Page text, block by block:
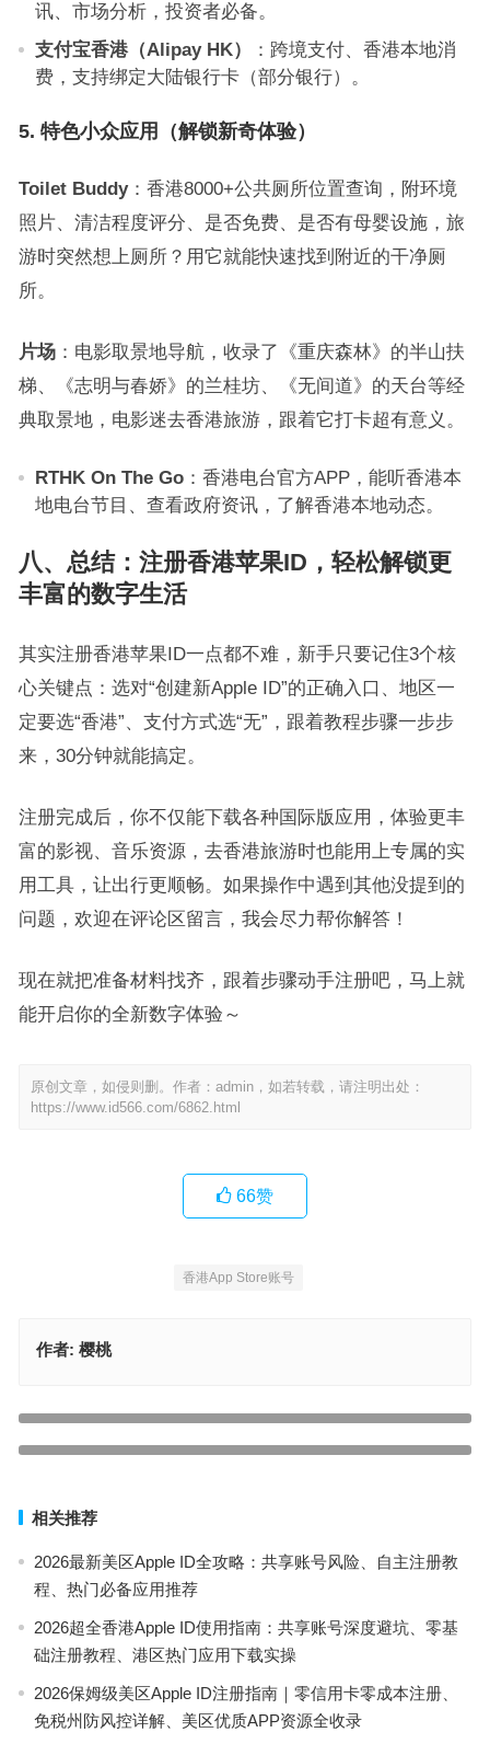
讯、市场分析，投资者必备。
支付宝香港（Alipay HK）
：跨境支付、香港本地消
费，支持绑定大陆银行卡（部分银行）。
5. 特色小众应用（解锁新奇体验）
Toilet Buddy：香港8000+公共厕所位置查询，附环境
照片、清洁程度评分、是否免费、是否有母婴设施，旅
游时突然想上厕所？用它就能快速找到附近的干净厕
所。
片场：电影取景地导航，收录了《重庆森林》的半山扶
梯、《志明与春娇》的兰桂坊、《无间道》的天台等经
典取景地，电影迷去香港旅游，跟着它打卡超有意义。
RTHK On The Go：香港电台官方APP，能听香港本
地电台节目、查看政府资讯，了解香港本地动态。
八、总结：注册香港苹果ID，轻松解锁更
丰富的数字生活
其实注册香港苹果ID一点都不难，新手只要记住3个核
心关键点：选对“创建新Apple ID”的正确入口、地区一
定要选“香港”、支付方式选“无”，跟着教程步骤一步步
来，30分钟就能搞定。
注册完成后，你不仅能下载各种国际版应用，体验更丰
富的影视、音乐资源，去香港旅游时也能用上专属的实
用工具，让出行更顺畅。如果操作中遇到其他没提到的
问题，欢迎在评论区留言，我会尽力帮你解答！
现在就把准备材料找齐，跟着步骤动手注册吧，马上就
能开启你的全新数字体验～
原创文章，如侵则删。作者：admin，如若转载，请注明出处：
https://www.id566.com/6862.html
66赞
香港App Store账号
作者: 樱桃
相关推荐
2026最新美区Apple ID全攻略：共享账号风险、自主注册教
程、热门必备应用推荐
2026超全香港Apple ID使用指南：共享账号深度避坑、零基
础注册教程、港区热门应用下载实操
2026保姆级美区Apple ID注册指南｜零信用卡零成本注册、
免税州防风控详解、美区优质APP资源全收录